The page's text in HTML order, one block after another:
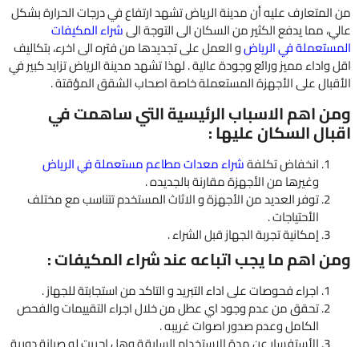
عليه أن مدينة الرياض تشهد ارتفاع في درجات الحرارة بشكل
مما يدفع الكثير من السكان الى التوجة الىشراء المكيفات
في الرياضو العمل على تجديدها من فتره الى اخرء، بتكاليف
مميز ورائع وجودة عالية . لهذا تشهد مدينة الرياض تزايد كبير في
على الأجهزة المستعملة خاصة اصحاب الشقق المؤقتة .
اهم الاسباب الرئيسية التي ساهمت في
السكان عليها :
انخفاض تكلفةشراء معدات مطاعم مستعملة في الرياض
وغيرها من الأجهزة مقارنة بالجديده .
توفر العديد من الأجهزة و الاثاث المستخدم تتناسب مع مختلف
الأحتياجات .
إمكانية تجربة الجهاز قبل الشراء .
اهم ما يجب اتباعه عند شراء المكيفات :
اجراء فحوصات على اداء التبريد و التاكد من استجابتة للجهاز .
تحقق من عدم وجود اي عطل من خلال اجراء التقييمات والفحص
الكامل وعدم صدور اصوات غريبه .